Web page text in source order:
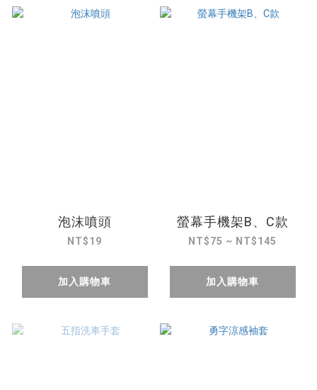
泡沫噴頭
NT$19
加入購物車
螢幕手機架B、C款
NT$75 ~ NT$145
加入購物車